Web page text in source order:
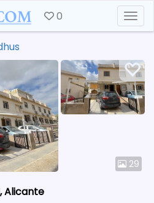
0
29
Alicante